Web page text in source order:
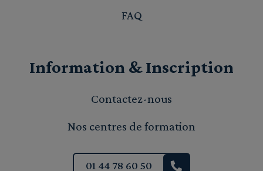
FAQ
Information & Inscription
Contactez-nous
Nos centres de formation
01 44 78 60 50